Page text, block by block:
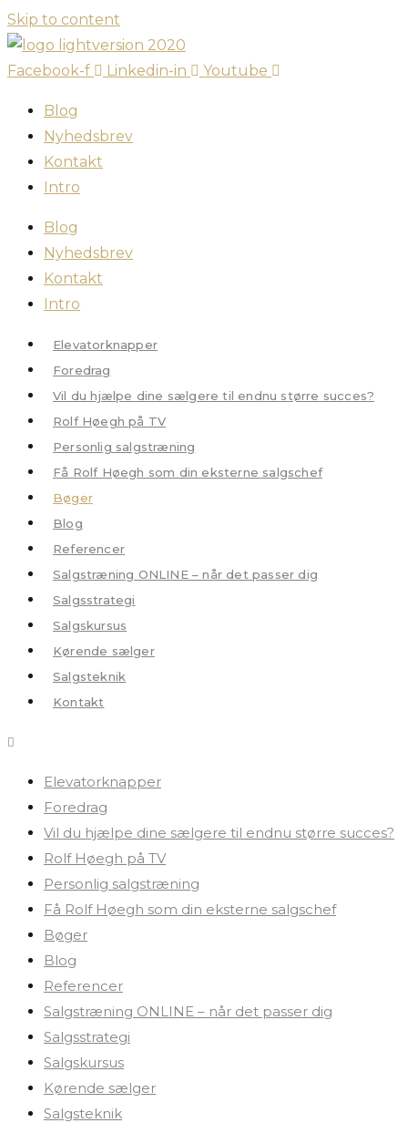
Skip to content
Facebook-f Linkedin-in Youtube
Blog
Nyhedsbrev
Kontakt
Intro
Blog
Nyhedsbrev
Kontakt
Intro
Elevatorknapper
Foredrag
Vil du hjælpe dine sælgere til endnu større succes?
Rolf Høegh på TV
Personlig salgstræning
Få Rolf Høegh som din eksterne salgschef
Bøger
Blog
Referencer
Salgstræning ONLINE – når det passer dig
Salgsstrategi
Salgskursus
Kørende sælger
Salgsteknik
Kontakt
Elevatorknapper
Foredrag
Vil du hjælpe dine sælgere til endnu større succes?
Rolf Høegh på TV
Personlig salgstræning
Få Rolf Høegh som din eksterne salgschef
Bøger
Blog
Referencer
Salgstræning ONLINE – når det passer dig
Salgsstrategi
Salgskursus
Kørende sælger
Salgsteknik